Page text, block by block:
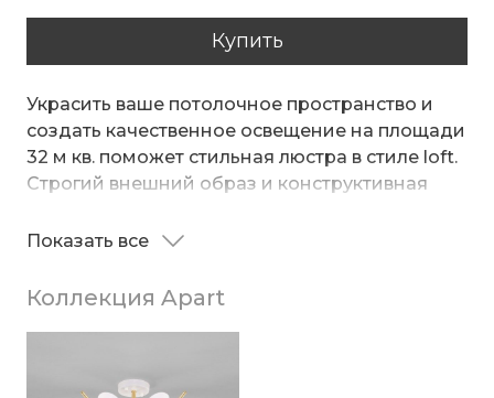
Купить
Украсить ваше потолочное пространство и
создать качественное освещение на площади
32 м кв. поможет стильная люстра в стиле loft.
Строгий внешний образ и конструктивная
интерьер индустриальный стиль, а
белого подчеркнет его.
В восьмирожковой люстре используются
на максимальную мощность 60 Вт.
Потолочный светильник оснащен
механизмом, позволяющим направлять
Показать все
Коллекция Apart